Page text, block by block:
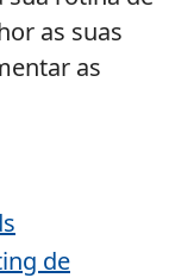
as suas
as
de